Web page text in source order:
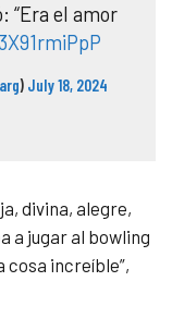
“Era el amor
) July 18, 2024
divina, alegre,
a jugar al bowling
cosa increíble”,